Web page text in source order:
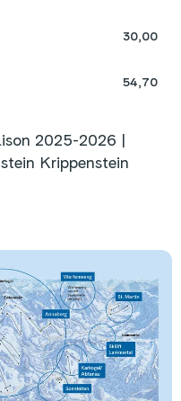
30,00
54,70
2025-2026 |
Krippenstein